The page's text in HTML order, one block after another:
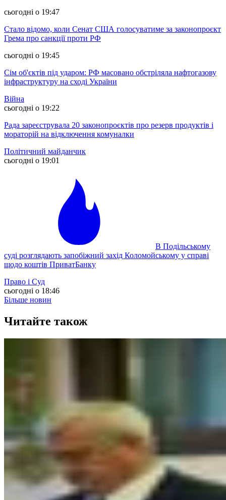
сьогодні о 19:47
Стало відомо, коли Сенат США голосуватиме за законопроєкт
Грема про санкції проти РФ
сьогодні о 19:45
Сім об'єктів під ударом: РФ масовано обстріляла нафтогазову
інфраструктуру на сході України
Війна
сьогодні о 19:22
Рада зареєструвала 20 законопроєктів про резерв продуктів і
мораторій на відключення комуналки
Політичний майданчик
сьогодні о 19:01
В Подільському
суді розглядають запобіжний захід Коломойському у справі
щодо коштів ПриватБанку
Право і Суд
сьогодні о 18:46
Більше новин
Читайте також